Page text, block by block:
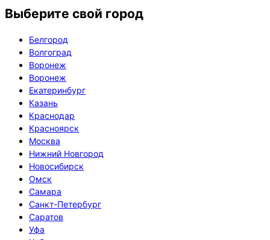
Выберите свой город
Белгород
Волгоград
Воронеж
Воронеж
Екатеринбург
Казань
Краснодар
Красноярск
Москва
Нижний Новгород
Новосибирск
Омск
Самара
Санкт-Петербург
Саратов
Уфа